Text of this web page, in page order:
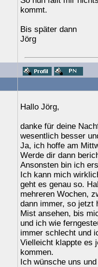
kommt.
Bis später dann
Jörg
Hallo Jörg,
danke für deine
wesentlich besser
Ja, ich hoffe am
Werde dir dann
Ansonsten bin ich
Ich kann mich
geht es genau so.
mehreren Wochen,
dann immer, so jetzt
Mist ansehen, bis
und ich wie
immer schlecht und
Vielleicht klappte es
kommen.
Ich wünsche uns